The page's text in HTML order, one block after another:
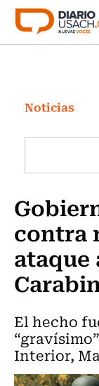
Click acá para
Investigación
Cultura
Programas
Noticias
contra
ataque
El hecho
Interior,